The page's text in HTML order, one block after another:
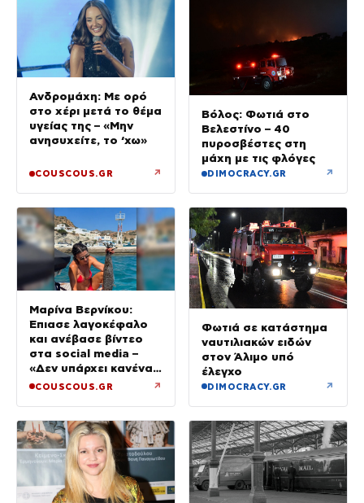
Ανδρομάχη: Με ορό
στο χέρι μετά το θέμα
υγείας της – «Μην
ανησυχείτε, το ‘χω»
COUSCOUS.GR ↗
Βόλος: Φωτιά στο
Βελεστίνο – 40
πυροσβέστες στη
μάχη με τις φλόγες
DIMOCRACY.GR ↗
Μαρίνα Βερνίκου:
Έπιασε λαγοκέφαλο
και ανέβασε βίντεο
στα social media –
«Δεν υπάρχει κανένας
λόγος να φοβόμαστε»
COUSCOUS.GR ↗
Φωτιά σε κατάστημα
ναυτιλιακών ειδών
στον Άλιμο υπό
έλεγχο
DIMOCRACY.GR ↗